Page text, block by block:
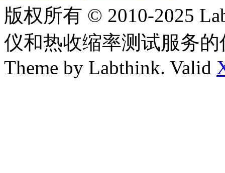
版权所有 © 2010-2025
仪和热收缩率测试服务
Theme by Labthink. Valid